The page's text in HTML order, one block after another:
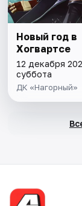
Новый год в
Хогвартсе
12 декабря
суббота
ДК «Нагорный»